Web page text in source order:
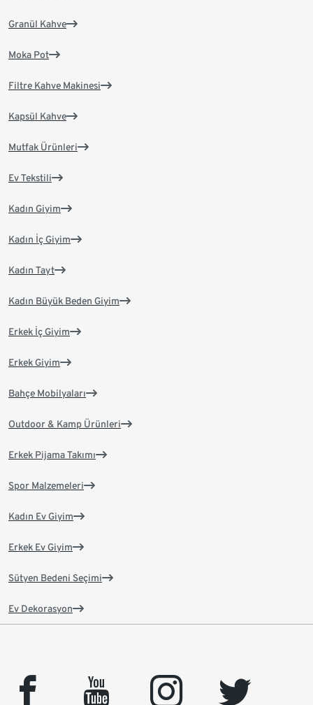
Granül Kahve
Moka Pot
Filtre Kahve Makinesi
Kapsül Kahve
Mutfak Ürünleri
Ev Tekstili
Kadın Giyim
Kadın İç Giyim
Kadın Tayt
Kadın Büyük Beden Giyim
Erkek İç Giyim
Erkek Giyim
Bahçe Mobilyaları
Outdoor & Kamp Ürünleri
Erkek Pijama Takımı
Spor Malzemeleri
Kadın Ev Giyim
Erkek Ev Giyim
Sütyen Bedeni Seçimi
Ev Dekorasyon
facebook youtube instagram
twitter